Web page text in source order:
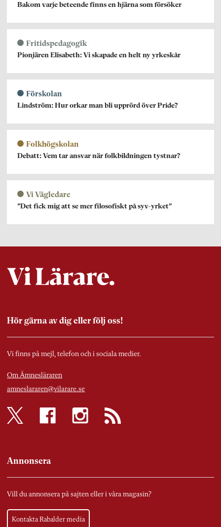
Bakom varje beteende finns en hjärna som försöker
Fritidspedagogik
Pionjären Elisabeth: Vi skapade en helt ny yrkeskår
Förskolan
Lindström: Hur orkar man bli upprörd över Pride?
Folkhögskolan
Debatt: Vem tar ansvar när folkbildningen tystnar?
Vi Vägledare
”Det fick mig att se mer filosofiskt på syv-yrket”
Hör gärna av dig eller följ oss!
Vi finns på mejl, telefon och i sociala medier.
Om Ämnesläraren
amneslararen@vilarare.se
Annonsera
Vill du annonsera på sajten eller i våra magasin?
Kontakta Rabalder media